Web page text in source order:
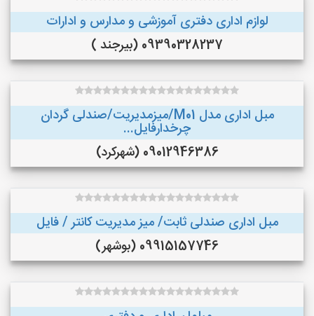
لوازم اداری دفتری آموزشی و مدارس و ادارات
09390328237 (بیرجند )
مبل اداری مدل M01/میزمدیریت/صندلی گردان
چرخدارفایل...
09012946386 (شهرکرد)
مبل اداری صندلی ثابت/ میز مدیریت کانتر / فایل
09915157746 (بوشهر)